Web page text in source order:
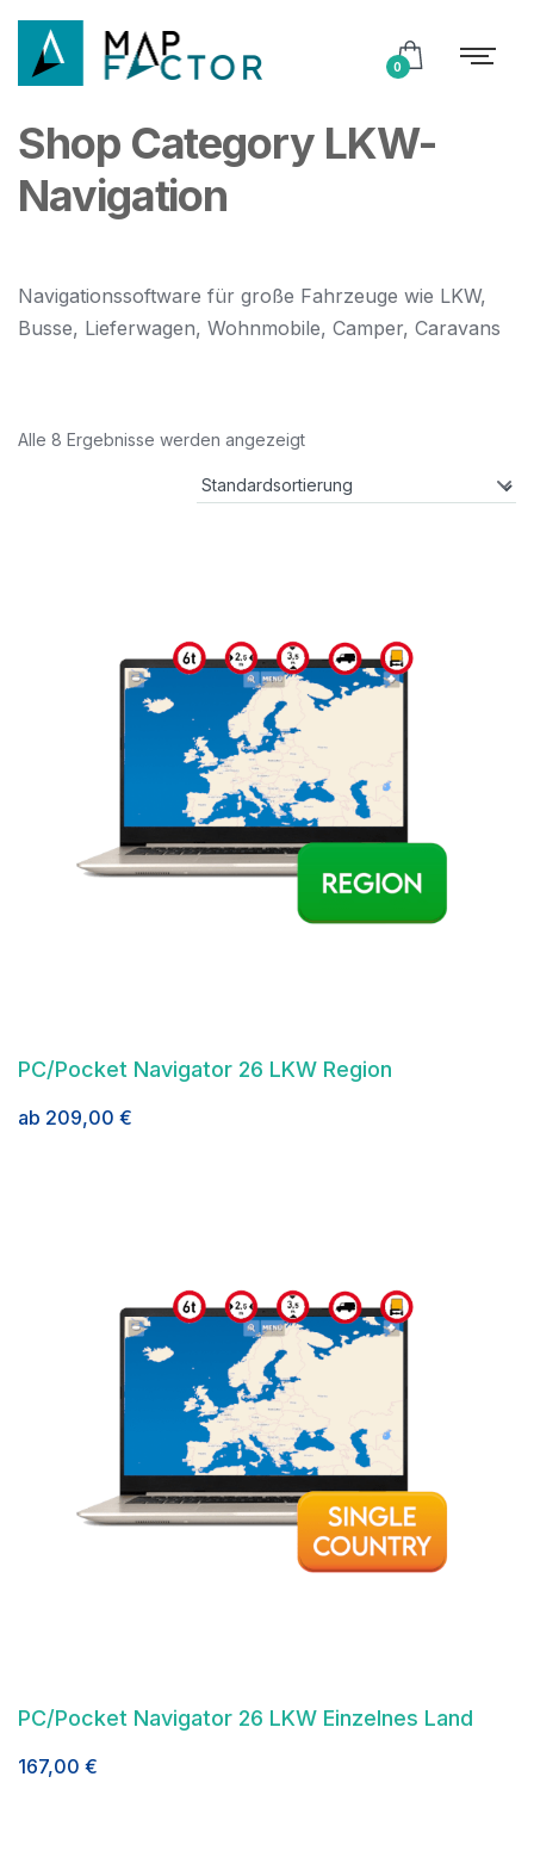
0
Shop Category LKW-
Navigation
Navigationssoftware für große Fahrzeuge wie LKW,
Busse, Lieferwagen, Wohnmobile, Camper, Caravans
Alle 8 Ergebnisse werden angezeigt
PC/Pocket Navigator 26 LKW Region
ab 209,00 €
PC/Pocket Navigator 26 LKW Einzelnes Land
167,00 €